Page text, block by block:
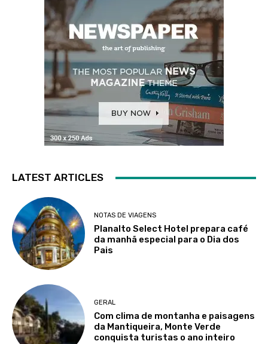
LATEST ARTICLES
NOTAS DE VIAGENS
Planalto Select Hotel prepara café
da manhã especial para o Dia dos
Pais
GERAL
Com clima de montanha e paisagens
da Mantiqueira, Monte Verde
conquista turistas o ano inteiro